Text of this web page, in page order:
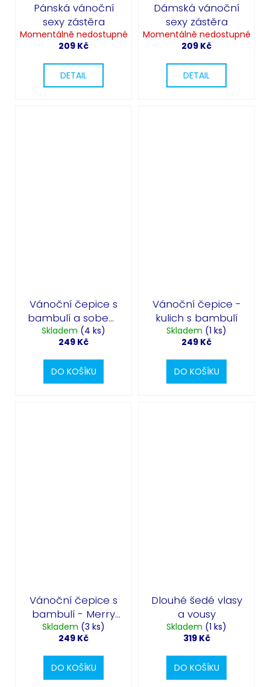
Pánská vánoční
sexy zástěra
Momentálně nedostupné
209 Kč
DETAIL
Dámská vánoční
sexy zástěra
Momentálně nedostupné
209 Kč
DETAIL
Vánoční čepice s
bambulí a sobem
- Merry Christmas
Skladem (4 ks)
249 Kč
DO KOŠÍKU
Vánoční čepice -
kulich s bambulí
Skladem (1 ks)
249 Kč
DO KOŠÍKU
Vánoční čepice s
bambulí - Merry
Christmas
Skladem (3 ks)
249 Kč
DO KOŠÍKU
Dlouhé šedé vlasy
a vousy
Skladem (1 ks)
319 Kč
DO KOŠÍKU